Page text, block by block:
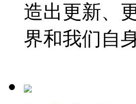
造出更新、
界和我们自